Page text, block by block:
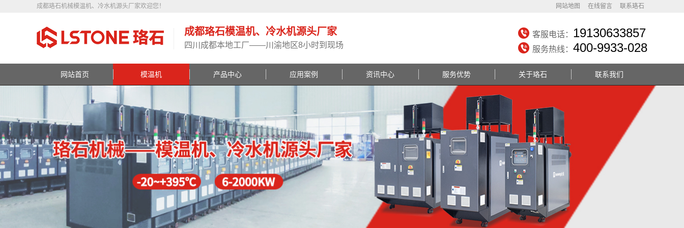
网站地图 在线留言 联系珞石
成都珞石机械模温机、冷水机源头厂家欢迎您！
客服电话： 19130633857
服务热线： 400-9933-028
成都珞石模温机、冷水机源头厂家
四川成都本地工厂——川渝地区8小时到现场
网站首页 模温机 产品中心 应用案例 资讯中心 服务优势 关于珞石 联系我们